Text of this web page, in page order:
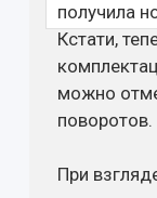
получила
Кстати,
можно
поворотов.
При